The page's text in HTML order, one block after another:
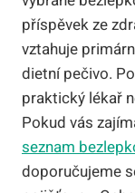
příspěvek ze
vztahuje
dietní pečivo.
praktický lékař
Pokud vás
seznam
doporučujeme